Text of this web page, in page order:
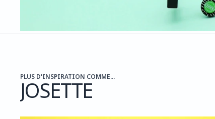
PLUS D'INSPIRATION COMME...
JOSETTE